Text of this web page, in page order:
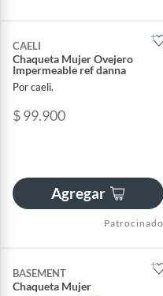
CAELI
Chaqueta Mujer Ovejero
Impermeable ref danna
Por caeli.
$ 99.900
Agregar
Patrocinado
BASEMENT
Chaqueta Mujer